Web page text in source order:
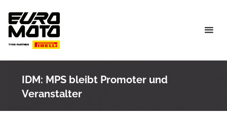
content
IDM: MPS bleibt Promoter und
Veranstalter